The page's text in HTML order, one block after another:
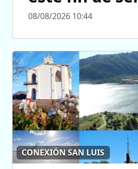
08/08/2026 10:44
CONEXIÓN SAN LUIS